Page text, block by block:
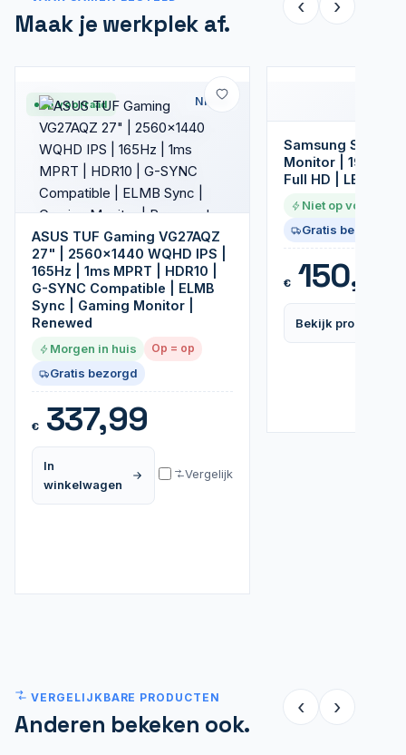
Maak je werkplek af.
‹ ›
Op voorraad Nieuw
ASUS TUF Gaming VG27AQZ
27" | 2560x1440 WQHD IPS |
165Hz | 1ms MPRT | HDR10 |
G-SYNC Compatible | ELMB
Sync | Gaming Monitor |
Renewed
Morgen in huis Op = op
Gratis bezorgd
€337,99
In
winkelwagen
Vergelijk
Samsung
Monitor | 1920 x
Full HD | LED
Niet op voorraad
Gratis bezorgd
€150,99
Bekijk product
VERGELIJKBARE PRODUCTEN
Anderen bekeken ook.
‹ ›